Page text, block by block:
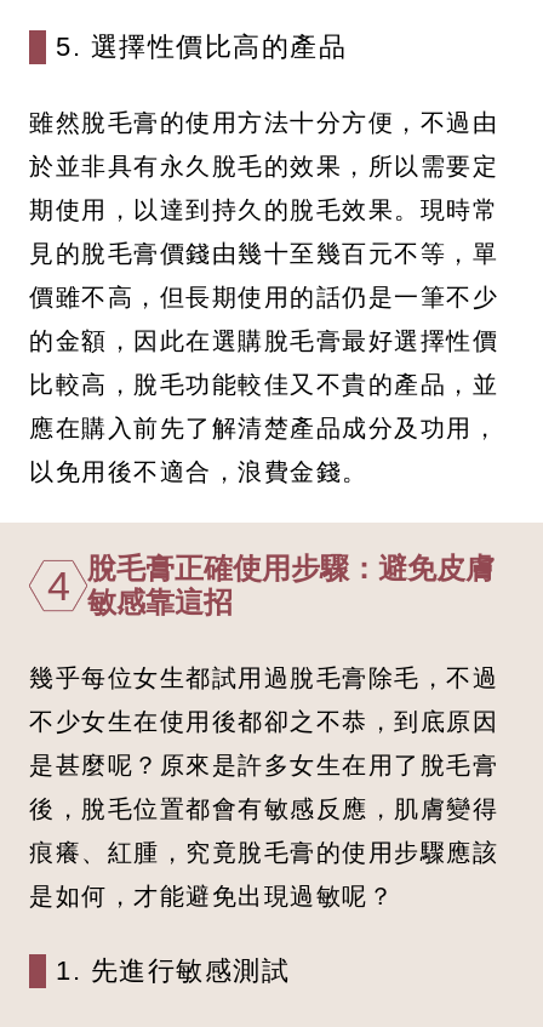
5. 選擇性價比高的產品
雖然脫毛膏的使用方法十分方便，不過由
於並非具有永久脫毛的效果，所以需要定
期使用，以達到持久的脫毛效果。現時常
見的脫毛膏價錢由幾十至幾百元不等，單
價雖不高，但長期使用的話仍是一筆不少
的金額，因此在選購脫毛膏最好選擇性價
比較高，脫毛功能較佳又不貴的產品，並
應在購入前先了解清楚產品成分及功用，
以免用後不適合，浪費金錢。
4
脫毛膏正確使用步驟：避免皮膚
敏感靠這招
幾乎每位女生都試用過脫毛膏除毛，不過
不少女生在使用後都卻之不恭，到底原因
是甚麼呢？原來是許多女生在用了脫毛膏
後，脫毛位置都會有敏感反應，肌膚變得
痕癢、紅腫，究竟脫毛膏的使用步驟應該
是如何，才能避免出現過敏呢？
1. 先進行敏感測試